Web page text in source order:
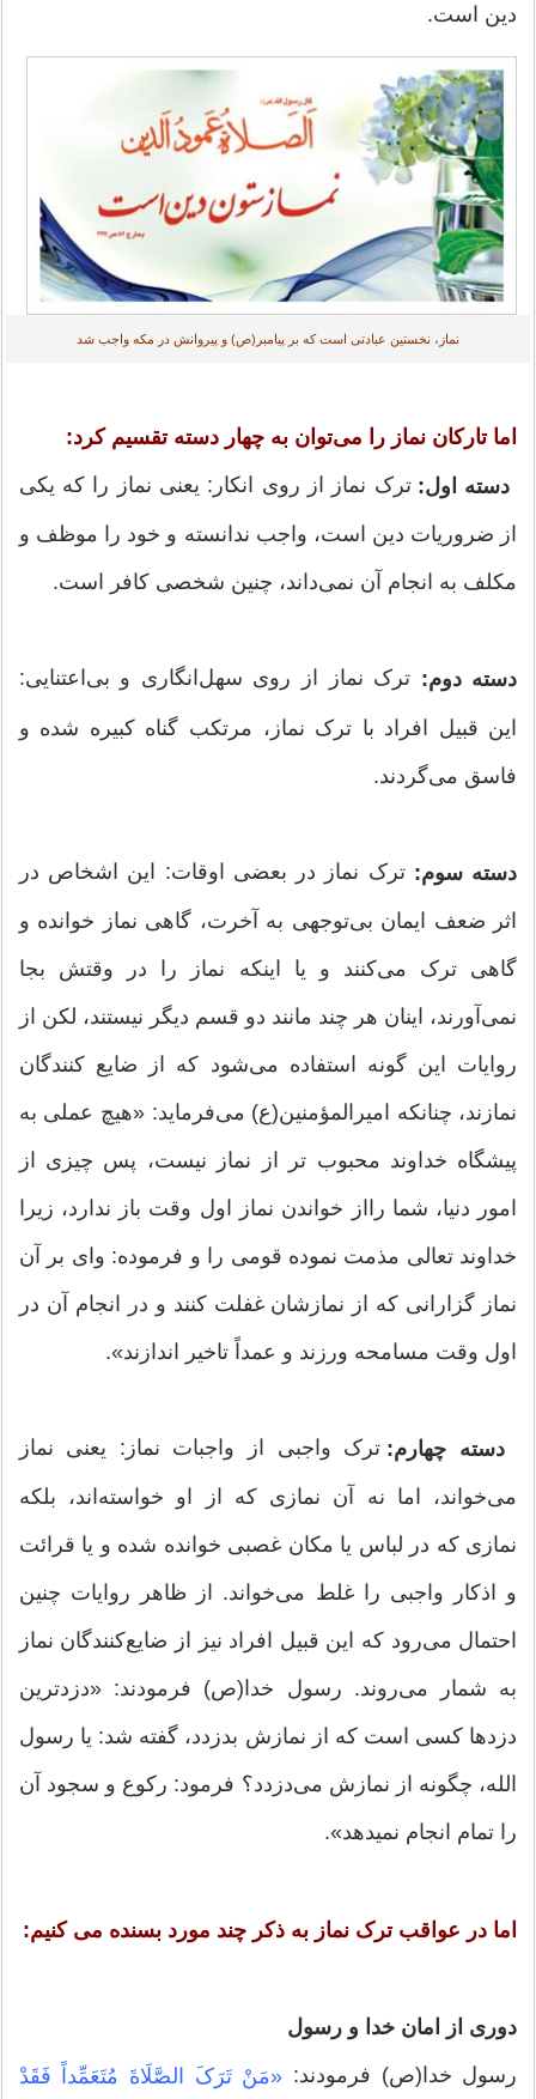
دین است.
نماز، نخستین عبادتی است که بر پیامبر(ص) و پیروانش در مکه واجب شد
اما تارکان نماز را می‏‌توان به چهار دسته تقسیم کرد:
دسته اول: ترک نماز از روی انکار: یعنی نماز را که یکی
از ضروریات دین است، واجب ندانسته و خود را موظف و
مکلف به انجام آن نمی‏‌داند، چنین شخصی کافر است.
دسته دوم: ترک نماز از روی سهل‌انگاری و بی‏‌اعتنایی:
این قبیل افراد با ترک نماز، مرتکب گناه کبیره شده و
فاسق می‌‏گردند.
دسته سوم: ترک نماز در بعضی اوقات: این اشخاص در
اثر ضعف ایمان بی‌‏توجهی به آخرت، گاهی نماز خوانده و
گاهی ترک می‏‌کنند و یا اینکه نماز را در وقتش بجا
نمی‏‌آورند، اینان هر چند مانند دو قسم دیگر نیستند، لکن از
روایات این گونه استفاده می‌‏شود که از ضایع کنندگان
نمازند، چنانکه امیرالمؤمنین(ع) می‌‏فرماید: «هیچ عملی به
پیشگاه خداوند محبوب تر از نماز نیست، پس چیزی از
امور دنیا، شما رااز خواندن نماز اول وقت باز ندارد، زیرا
خداوند تعالی مذمت نموده قومی را و فرموده: وای بر آن
نماز گزارانی که از نمازشان غفلت کنند و در انجام آن در
اول وقت مسامحه ورزند و عمداً تاخیر اندازند».
دسته چهارم: ترک واجبی از واجبات نماز: یعنی نماز
می‌‏خواند، اما نه آن نمازی که از او خواسته‏‌اند، بلکه
نمازی که در لباس یا مکان غصبی خوانده شده و یا قرائت
و اذکار واجبی را غلط می‏‌خواند. از ظاهر روایات چنین
احتمال می‌‏رود که این قبیل افراد نیز از ضایع‌کنندگان نماز
به شمار می‏‌روند. رسول خدا(ص) فرمودند: «دزدترین
دزدها کسی است که از نمازش بدزدد، گفته شد: یا رسول
الله، چگونه از نمازش می‏‌دزدد؟ فرمود: رکوع و سجود آن
را تمام انجام نمی‏دهد».
اما در عواقب ترک نماز به ذکر چند مورد بسنده می کنیم:
دوری از امان خدا و رسول
رسول خدا(ص) فرمودند: «مَنْ تَرَکَ الصَّلَاةَ مُتَعَمِّداً فَقَدْ